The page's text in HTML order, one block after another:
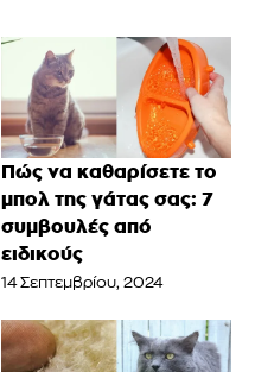
Πώς να καθαρίσετε το
μπολ της γάτας σας: 7
συμβουλές από
ειδικούς
14 Σεπτεμβρίου, 2024